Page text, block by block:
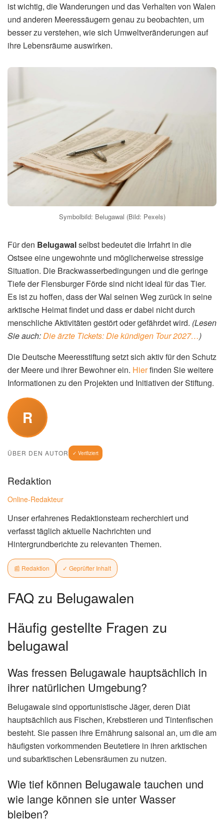
ist wichtig, die Wanderungen und das Verhalten von Walen
und anderen Meeressäugern genau zu beobachten, um
besser zu verstehen, wie sich Umweltveränderungen auf
ihre Lebensräume auswirken.
Symbolbild: Belugawal (Bild: Pexels)
Für den Belugawalselbst bedeutet die Irrfahrt in die
Ostsee eine ungewohnte und möglicherweise stressige
Situation. Die Brackwasserbedingungen und die geringe
Tiefe der Flensburger Förde sind nicht ideal für das Tier.
Es ist zu hoffen, dass der Wal seinen Weg zurück in seine
arktische Heimat findet und dass er dabei nicht durch
menschliche Aktivitäten gestört oder gefährdet wird. (Lesen
Sie auch:Die ärzte Tickets: Die kündigen Tour 2027…)
Die Deutsche Meeresstiftung setzt sich aktiv für den Schutz
der Meere und ihrer Bewohner ein. Hierfinden Sie weitere
Informationen zu den Projekten und Initiativen der Stiftung.
R
ÜBER DEN AUTOR ✓ Verifiziert
Redaktion
Online-Redakteur
Unser erfahrenes Redaktionsteam recherchiert und
verfasst täglich aktuelle Nachrichten und
Hintergrundberichte zu relevanten Themen.
📰 Redaktion ✓ Geprüfter Inhalt
FAQ zu Belugawalen
Häufig gestellte Fragen zu
belugawal
Was fressen Belugawale hauptsächlich in
ihrer natürlichen Umgebung?
Belugawale sind opportunistische Jäger, deren Diät
hauptsächlich aus Fischen, Krebstieren und Tintenfischen
besteht. Sie passen ihre Ernährung saisonal an, um die am
häufigsten vorkommenden Beutetiere in ihren arktischen
und subarktischen Lebensräumen zu nutzen.
Wie tief können Belugawale tauchen und
wie lange können sie unter Wasser
bleiben?